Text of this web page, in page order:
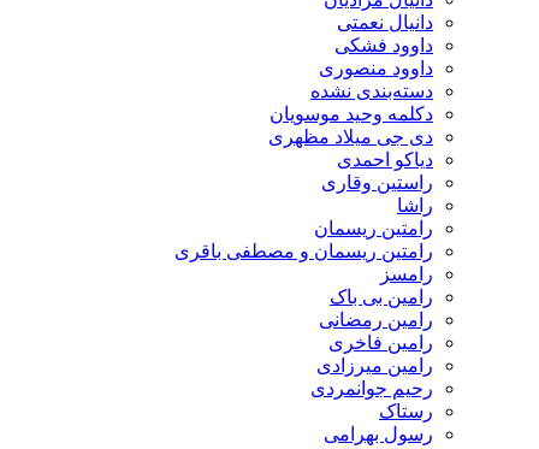
دانیال نعمتی
داوود فشکی
داوود منصوری
دسته‌بندی نشده
دکلمه وحید موسویان
دی جی میلاد مظهری
دیاکو احمدی
راستین وقاری
راشا
رامتین ریسمان
رامتین ریسمان و مصطفی باقری
رامسز
رامین بی باک
رامین رمضانی
رامین فاخری
رامین میرزادی
رحیم جوانمردی
رستاک
رسول بهرامی